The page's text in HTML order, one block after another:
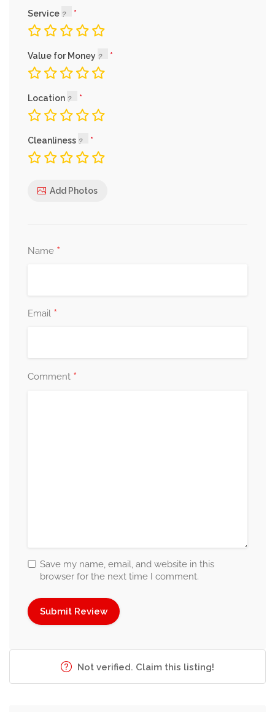
Service
Value for Money
Location
Cleanliness
Add Photos
Name *
Email *
Comment *
Save my name, email, and website in this
browser for the next time I comment.
Not verified. Claim this listing!